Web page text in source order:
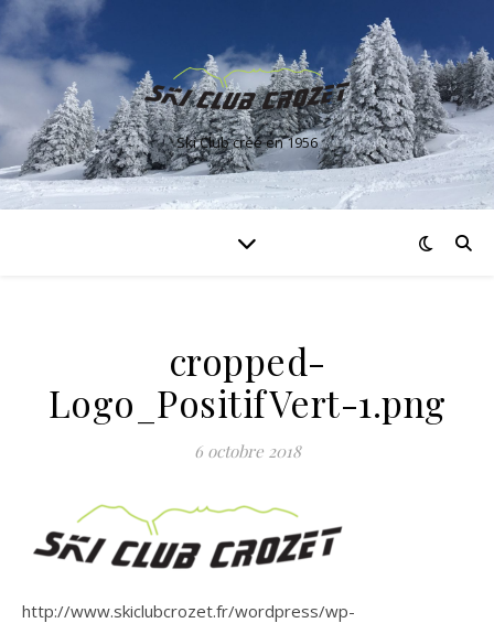
Ski Club créé en 1956
cropped-
Logo_PositifVert-1.png
6 octobre 2018
http://www.skiclubcrozet.fr/wordpress/wp-